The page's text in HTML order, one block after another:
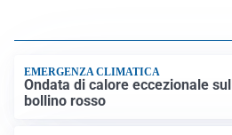
EMERGENZA CLIMATICA
Ondata di calore eccezionale
bollino rosso